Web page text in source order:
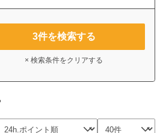
3件を検索する
× 検索条件をクリアする